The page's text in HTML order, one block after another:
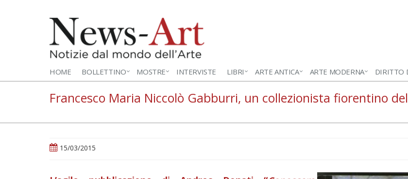
HOME BOLLETTINO MOSTRE INTERVISTE LIBRI ARTE ANTICA ARTE MODERNA DIRITTO
Francesco Maria Niccolò Gabburri, un collezionista fiorentino
15/03/2015